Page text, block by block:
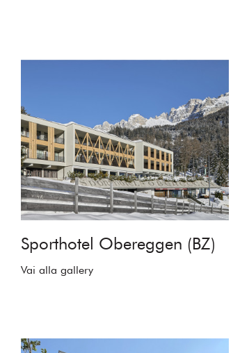
Sporthotel Obereggen (BZ)
Vai alla gallery